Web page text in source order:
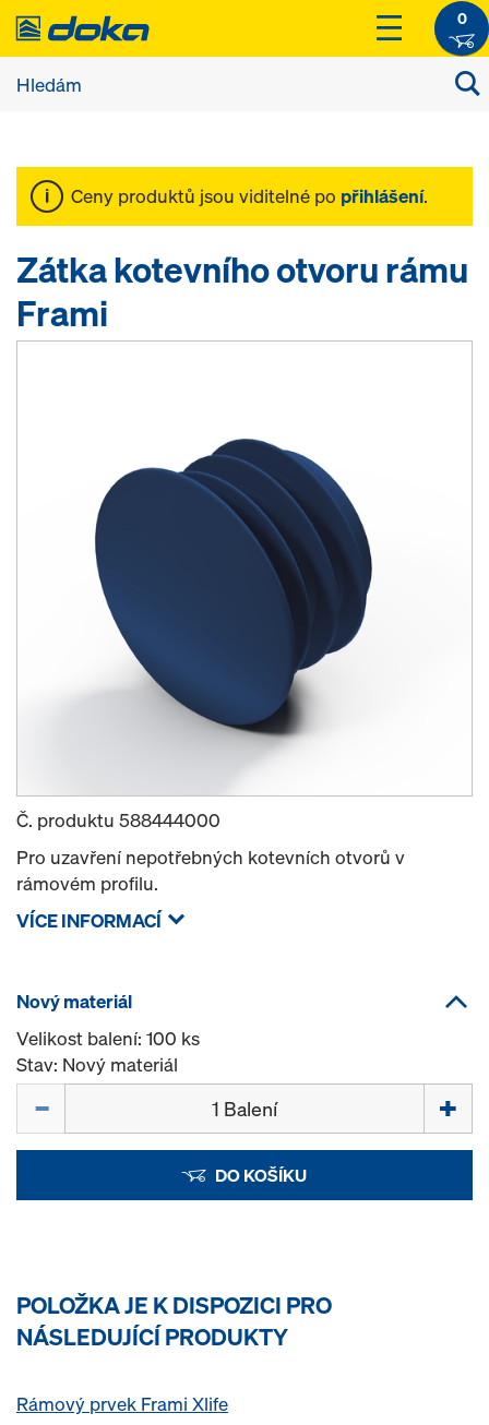
0
Ceny produktů jsou viditelné po přihlášení.
Zátka kotevního otvoru rámu
Frami
Č. produktu 588444000
Pro uzavření nepotřebných kotevních otvorů v
rámovém profilu.
VÍCE INFORMACÍ
Nový materiál
Velikost balení: 100 ks
Stav: Nový materiál
DO KOŠÍKU
POLOŽKA JE K DISPOZICI PRO
NÁSLEDUJÍCÍ PRODUKTY
Rámový prvek Frami Xlife